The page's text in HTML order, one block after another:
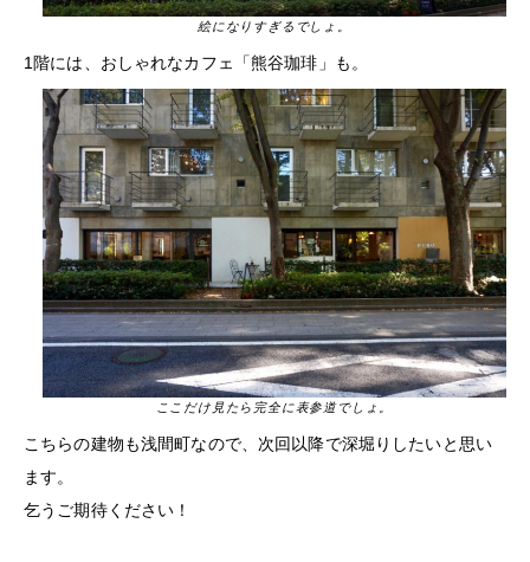
絵になりすぎるでしょ。
1階には、おしゃれなカフェ「熊谷珈琲」も。
ここだけ見たら完全に表参道でしょ。
こちらの建物も浅間町なので、次回以降で深堀りしたいと思い
ます。
乞うご期待ください！